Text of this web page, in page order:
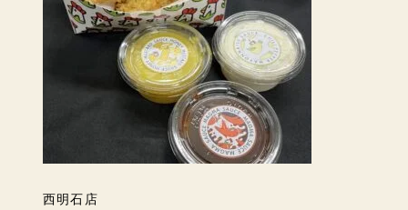
西明石店